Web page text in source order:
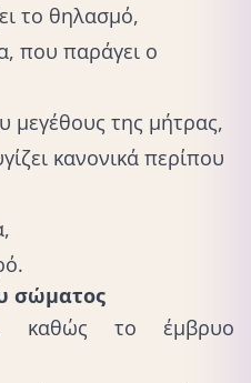
το θηλασμό,
που παράγει ο
μεγέθους της μήτρας,
κανονικά περίπου
σώματος
καθώς το έμβρυο